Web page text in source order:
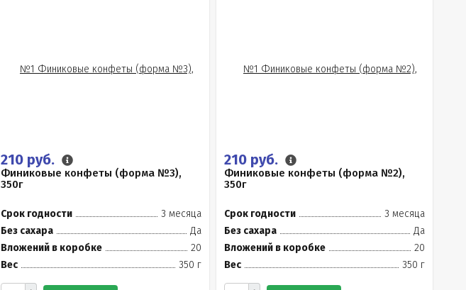
210 руб.
Финиковые конфеты (форма №3),
350г
Срок годности
3 месяца
Без сахара
Да
Вложений в коробке
20
Вес
350 г
210 руб.
Финиковые конфеты (форма №2),
350г
Срок годности
3 месяца
Без сахара
Да
Вложений в коробке
20
Вес
350 г